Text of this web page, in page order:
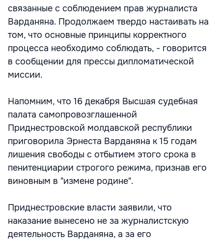
связанные с соблюдением прав журналиста
Варданяна. Продолжаем твердо настаивать на
том, что основные принципы корректного
процесса необходимо соблюдать, - говорится
в сообщении для прессы дипломатической
миссии.
Напомним, что 16 декабря Высшая судебная
палата самопровозглашенной
Приднестровской молдавской республики
приговорила Эрнеста Варданяна к 15 годам
лишения свободы с отбытием этого срока в
пенитенциарии строгого режима, признав его
виновным в "измене родине".
Приднестровские власти заявили, что
наказание вынесено не за журналистскую
деятельность Варданяна, а за его